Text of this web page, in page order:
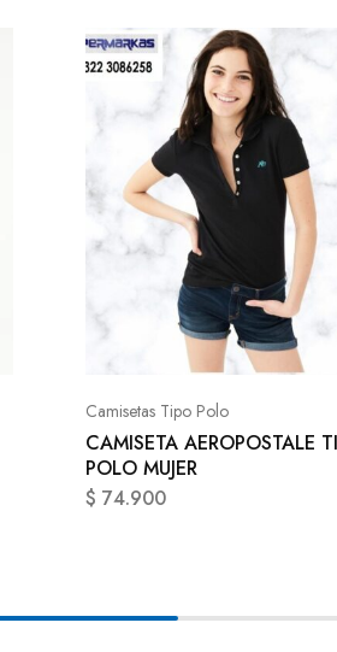
Camisetas Tipo Polo
CAMISETA AEROPOSTALE
POLO MUJER
$ 74.900